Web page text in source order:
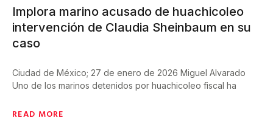
Implora marino acusado de huachicoleo
intervención de Claudia Sheinbaum en su
caso
Ciudad de México; 27 de enero de 2026 Miguel Alvarado
Uno de los marinos detenidos por huachicoleo fiscal ha
READ MORE